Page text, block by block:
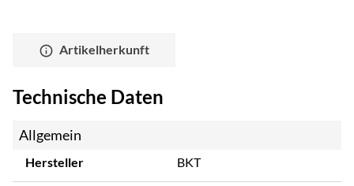
Artikelherkunft
Technische Daten
Allgemein
Hersteller BKT